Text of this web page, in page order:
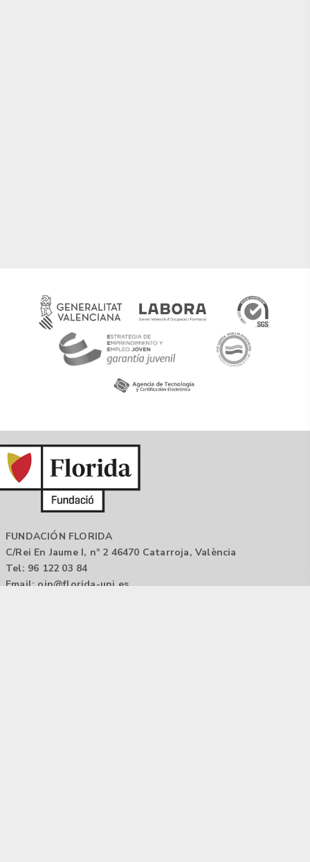
FUNDACIÓN FLORIDA
C/Rei En Jaume I, nº 2 46470 Catarroja, València
Tel: 96 122 03 84
Email: oip@florida-uni.es